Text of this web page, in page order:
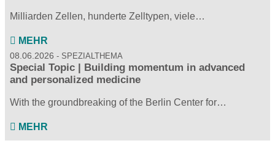
Milliarden Zellen, hunderte Zelltypen, viele…
MEHR
08.06.2026 SPEZIALTHEMA
Special Topic | Building momentum in advanced
and personalized medicine
With the groundbreaking of the Berlin Center for…
MEHR